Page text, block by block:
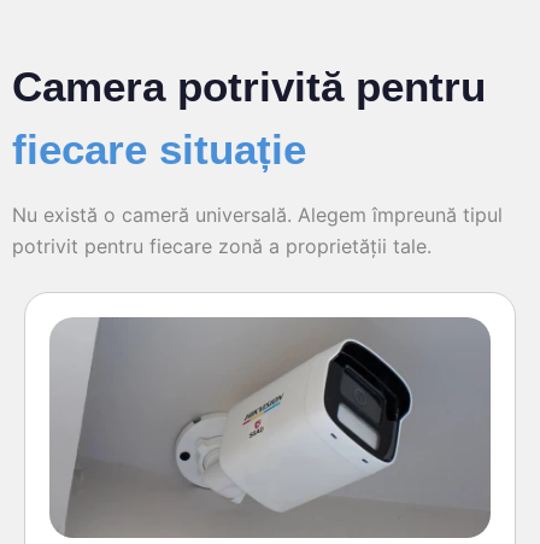
Camera potrivită pentru
fiecare situație
Nu există o cameră universală. Alegem împreună tipul
potrivit pentru fiecare zonă a proprietății tale.